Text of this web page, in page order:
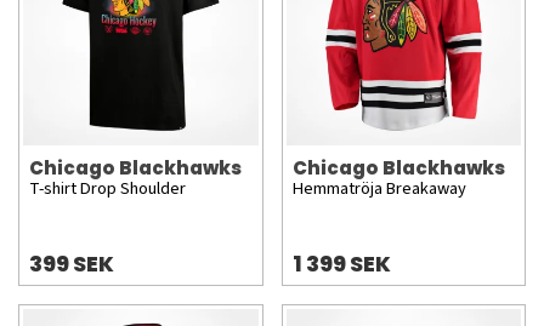
Chicago Blackhawks
T-shirt Drop Shoulder
399 SEK
Chicago Blackhawks
Hemmatröja Breakaway
1 399 SEK